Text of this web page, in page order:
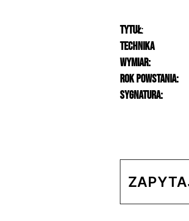
Tytuł:
Technika
Wymiar:
Rok powstania:
Sygnatura: